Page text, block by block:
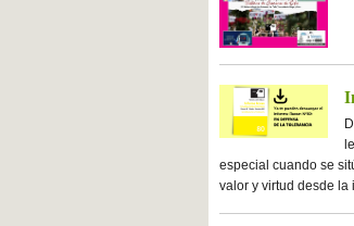
especial cuando se
valor y virtud desde